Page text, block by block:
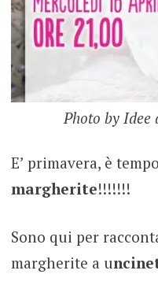
Photo by Idee
E’ primavera, è
margherite!!!!!!!
Sono qui per
margherite a u